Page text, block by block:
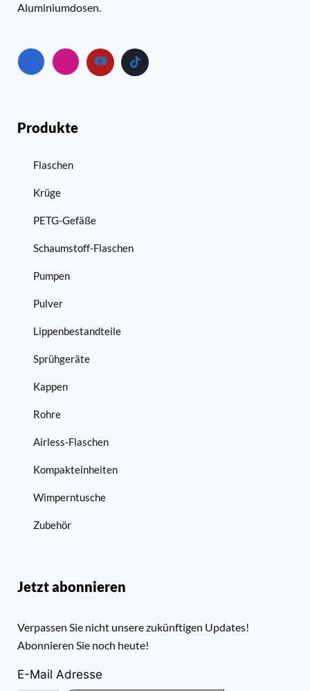
Aluminiumdosen.
Produkte
Flaschen
Krüge
PETG-Gefäße
Schaumstoff-Flaschen
Pumpen
Pulver
Lippenbestandteile
Sprühgeräte
Kappen
Rohre
Airless-Flaschen
Kompakteinheiten
Wimperntusche
Zubehör
Jetzt abonnieren
Verpassen Sie nicht unsere zukünftigen Updates!
Abonnieren Sie noch heute!
E-Mail Adresse